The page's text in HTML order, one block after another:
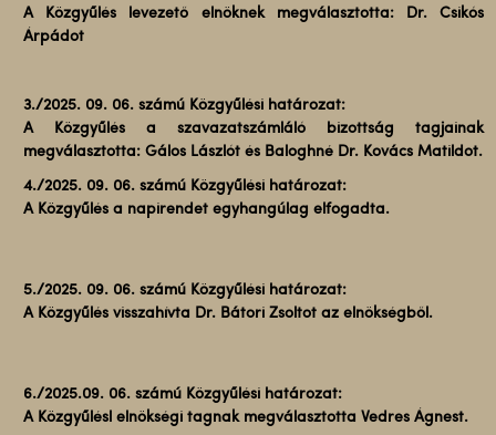
A Közgyűlés levezető elnöknek megválasztotta: Dr. Csikós
Árpádot
3./2025. 09. 06. számú Közgyűlési határozat:
A Közgyűlés a szavazatszámláló bizottság tagjainak
megválasztotta: Gálos Lászlót és Baloghné Dr. Kovács Matildot.
4./2025. 09. 06. számú Közgyűlési határozat:
A Közgyűlés a napirendet egyhangúlag elfogadta.
5./2025. 09. 06. számú Közgyűlési határozat:
A Közgyűlés visszahívta Dr. Bátori Zsoltot az elnökségből.
6./2025.09. 06. számú Közgyűlési határozat:
A Közgyűlésl elnökségi tagnak megválasztotta Vedres Ágnest.